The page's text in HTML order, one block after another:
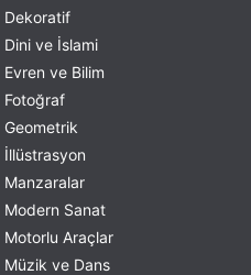
Dekoratif
Dini ve İslami
Evren ve Bilim
Fotoğraf
Geometrik
İllüstrasyon
Manzaralar
Modern Sanat
Motorlu Araçlar
Müzik ve Dans